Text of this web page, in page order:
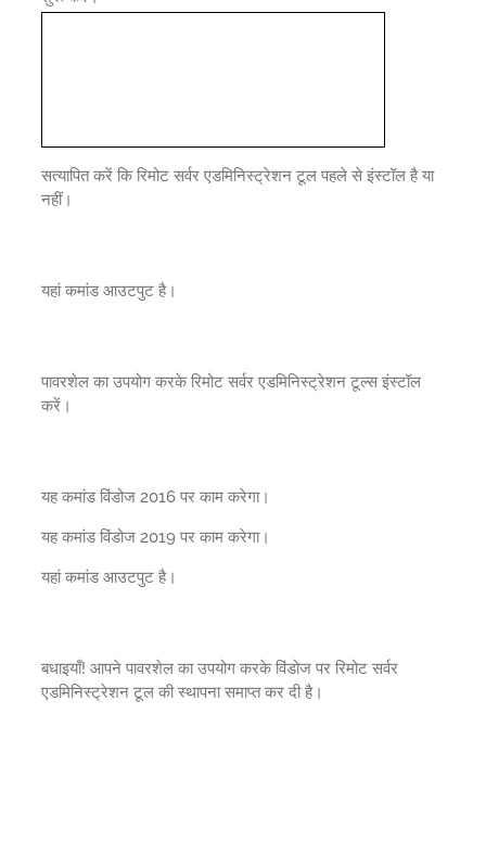
सत्यापित करें कि रिमोट सर्वर एडमिनिस्ट्रेशन टूल पहले से इंस्टॉल है या
नहीं।
यहां कमांड आउटपुट है।
पावरशेल का उपयोग करके रिमोट सर्वर एडमिनिस्ट्रेशन टूल्स इंस्टॉल
करें।
यह कमांड विंडोज 2016 पर काम करेगा।
यह कमांड विंडोज 2019 पर काम करेगा।
यहां कमांड आउटपुट है।
बधाइयाँ! आपने पावरशेल का उपयोग करके विंडोज पर रिमोट सर्वर
एडमिनिस्ट्रेशन टूल की स्थापना समाप्त कर दी है।